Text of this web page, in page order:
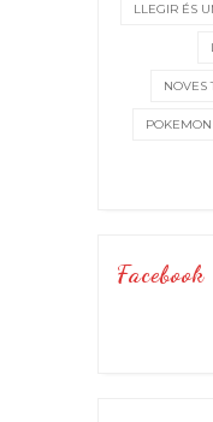
LLEGIR ÉS
NOVES
POKEMON